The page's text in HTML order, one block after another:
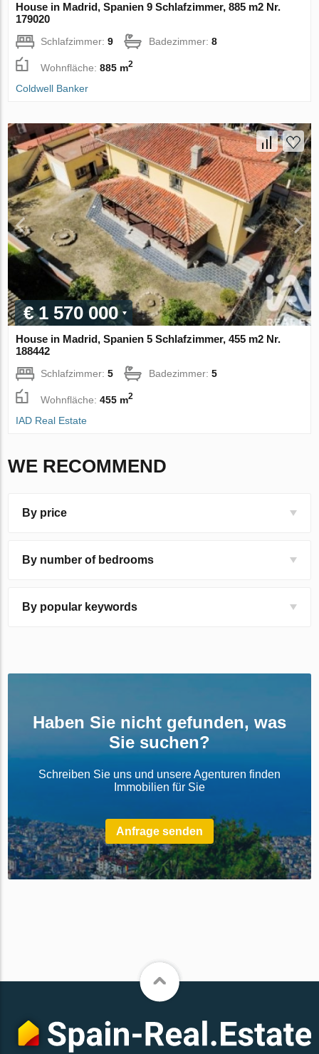
House in Madrid, Spanien 9 Schlafzimmer, 885 m2 Nr.
179020
Schlafzimmer:9 Badezimmer:8
Wohnfläche:885 m2
Coldwell Banker
€ 1 570 000
House in Madrid, Spanien 5 Schlafzimmer, 455 m2 Nr.
188442
Schlafzimmer:5 Badezimmer:5
Wohnfläche:455 m2
IAD Real Estate
WE RECOMMEND
By price
By number of bedrooms
By popular keywords
Haben Sie nicht gefunden, was
Sie suchen?
Schreiben Sie uns und unsere Agenturen finden
Immobilien für Sie
Anfrage senden